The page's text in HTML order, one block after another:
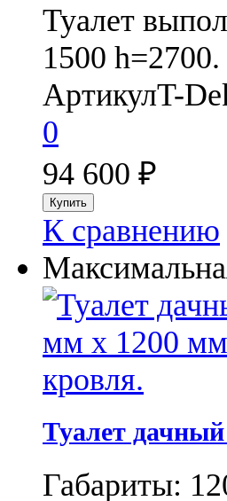
Туалет
1500 h=2700.
АртикулT-
0
94 600 ₽
К сравнению
Туалет
Габариты: